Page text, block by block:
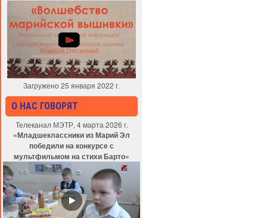
Загружено 25 января 2022 г.
О НАС ГОВОРЯТ
Телеканал МЭТР, 4 марта 2026 г.
«Младшеклассники из Марий Эл
победили на конкурсе с
мультфильмом на стихи Барто»